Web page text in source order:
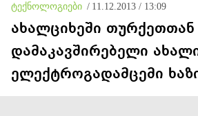
ტექნოლოგიები / 11.12.2013 / 13:09
ახალციხეში თურქეთთან
დამაკავშირებელი
ელექტროგადამცემი